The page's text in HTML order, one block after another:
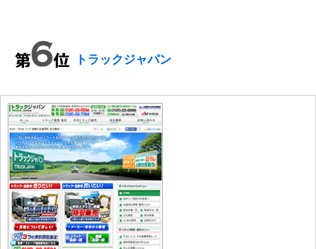
トラックジャパン